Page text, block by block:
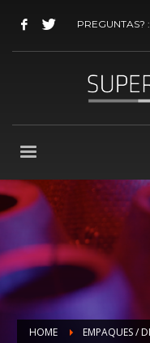
PREGUNTAS? :
HOME EMPAQUES /